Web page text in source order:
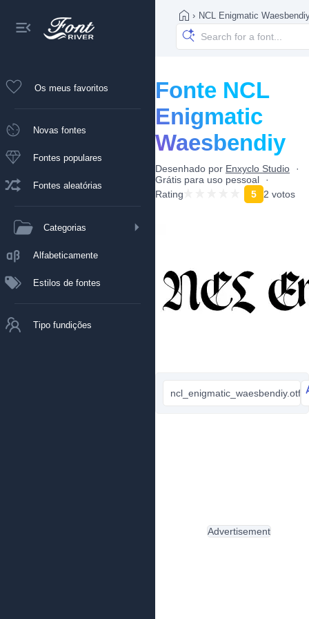
Os meus favoritos
Novas fontes
Fontes populares
Fontes aleatórias
Categorias
Alfabeticamente
Estilos de fontes
Tipo fundições
› NCL Enigmatic
Fonte NCL
Enigmatic
Waesbendiy
Desenhado por Enxyclo Studio
Grátis para uso pessoal
Rating
5 2 votos
ncl_enigmatic_waesbendiy.otf
Advertisement